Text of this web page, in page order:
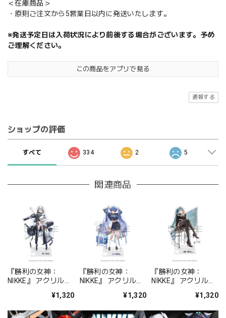
＜在庫商品＞
・原則ご注文から5営業日以内に発送いたします。
※発送予定日は入荷状況により前後する場合がございます。予め
ご理解ください。
この商品をアプリで見る
通報する
ショップの評価
すべて 334 2 5
関連商品
『勝利の女神：
NIKKE』 アクリルス
¥1,320
『勝利の女神：
NIKKE』 アクリルス
ォーチュンメイト
¥1,320
『勝利の女神：
NIKKE』 アクリルス
シャープレッスン
¥1,320